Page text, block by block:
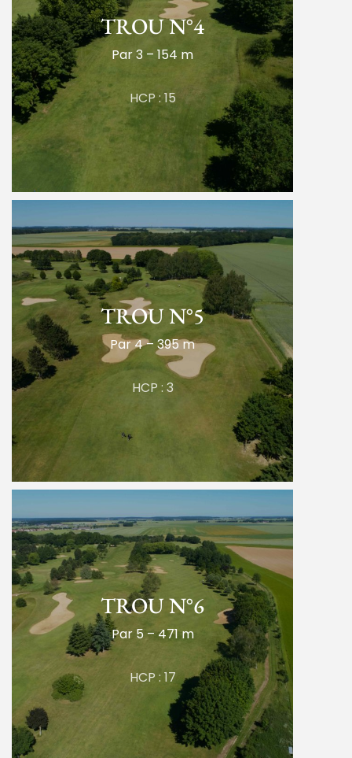
TROU N°4
Par 3 – 154 m
HCP : 15
TROU N°5
Par 4 – 395 m
HCP : 3
TROU N°6
Par 5 – 471 m
HCP : 17